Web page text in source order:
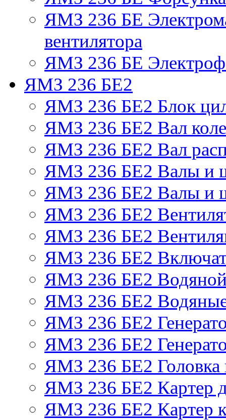
ЯМЗ 236 БЕ
вентилятора
ЯМЗ 236 БЕ
ЯМЗ 236 БЕ2
ЯМЗ 236 БЕ2 Блок
ЯМЗ 236 БЕ2 Вал
ЯМЗ 236 БЕ2 Вал
ЯМЗ 236 БЕ2 Валы и
ЯМЗ 236 БЕ2 Валы и
ЯМЗ 236 БЕ2
ЯМЗ 236 БЕ2
ЯМЗ 236 БЕ2
ЯМЗ 236 БЕ2 Водяной
ЯМЗ 236 БЕ2
ЯМЗ 236 БЕ2
ЯМЗ 236 БЕ2
ЯМЗ 236 БЕ2 Головка
ЯМЗ 236 БЕ2 Картер
ЯМЗ 236 БЕ2 Картер